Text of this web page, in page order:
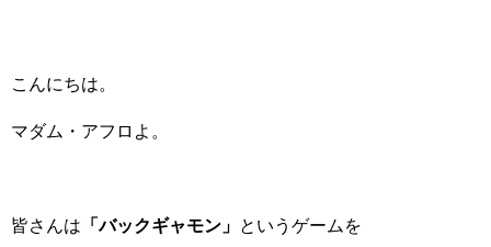
こんにちは。
マダム・アフロよ。
皆さんは 「バックギャモン」 というゲームを